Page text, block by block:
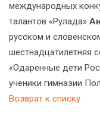
международных
талантов «Рулада»
русском и
шестнадцатилетняя
«Одаренные дети
ученики гимназии
Возврат к списку